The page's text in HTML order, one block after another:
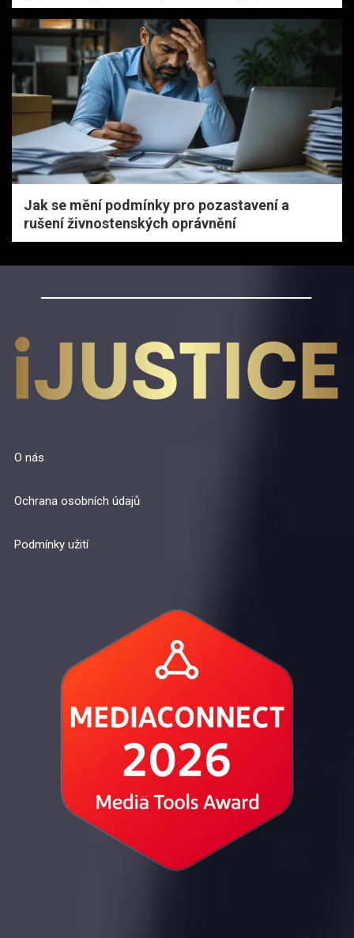
Jak se mění podmínky pro pozastavení a
rušení živnostenských oprávnění
O nás
Ochrana osobních údajů
Podmínky užití